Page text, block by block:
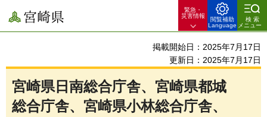
宮崎県
緊急・
災害情報
閲覧補助
Language
検索
メニュー
掲載開始日：2025年7月17日
更新日：2025年7月17日
宮崎県日南総合庁舎、宮崎県都城
総合庁舎、宮崎県小林総合庁舎、